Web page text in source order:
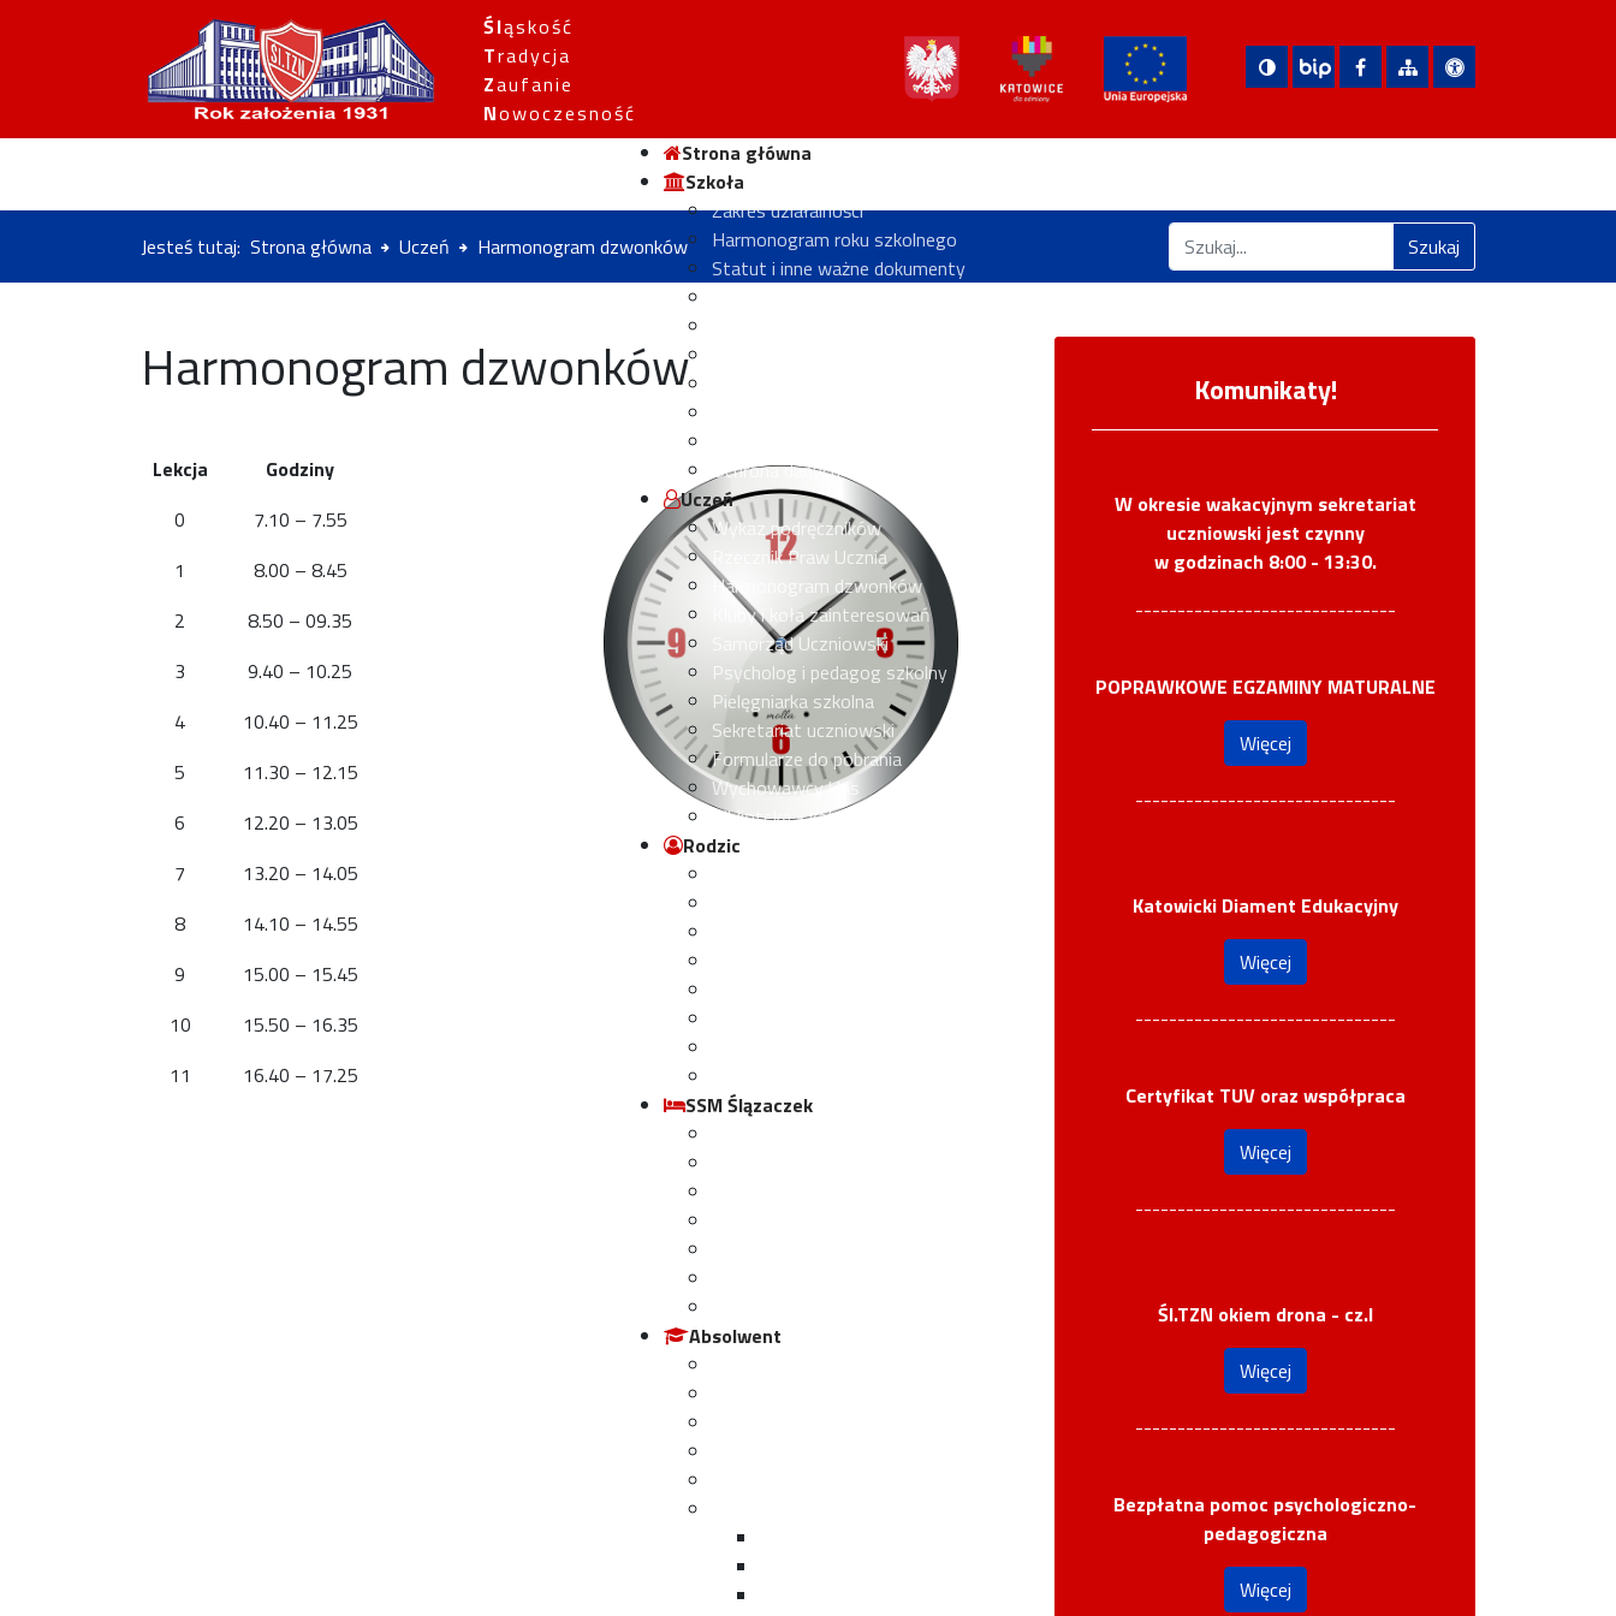
Śląskość
Tradycja
Zaufanie
Nowoczesność
Biuletyn Informacji Publicznej
Nasza strona na Facebooku
Zobacz mapę strony
Deklaracja
Strona główna
Szkoła
Zakres działalności
Harmonogram roku szkolnego
Statut i inne ważne dokumenty
Ochrona danych osobowych
Uczeń
Wykaz podręczników
Rzecznik Praw Ucznia
Harmonogram dzwonków
Kluby i koła zainteresowań
Samorząd Uczniowski
Psycholog i pedagog szkolny
Pielęgniarka szkolna
Sekretariat uczniowski
Formularze do pobrania
Wychowawcy klas
Biblioteka - katalog online
Rodzic
SSM Ślązaczek
Absolwent
Jesteś tutaj: Strona główna Uczeń Harmonogram dzwonków Znajdź na stronie Szukaj
Harmonogram dzwonków
Lekcja
Godziny
0
7.10 – 7.55
1
8.00 – 8.45
2
8.50 – 09.35
3
9.40 – 10.25
4
10.40 – 11.25
5
11.30 – 12.15
6
12.20 – 13.05
7
13.20 – 14.05
8
14.10 – 14.55
9
15.00 – 15.45
10
15.50 – 16.35
11
16.40 – 17.25
Komunikaty!
W okresie wakacyjnym sekretariat
uczniowski jest czynny
w godzinach 8:00 - 13:30.
-------------------------------
POPRAWKOWE EGZAMINY MATURALNE
Więcej
-------------------------------
Katowicki Diament Edukacyjny
Więcej
-------------------------------
Certyfikat TUV oraz współpraca
Więcej
-------------------------------
Śl.TZN okiem drona - cz.I
Więcej
-------------------------------
Bezpłatna pomoc psychologiczno-
pedagogiczna
Więcej